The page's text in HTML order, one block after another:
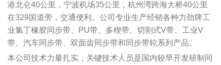
港北仑40公里，宁波机场35公里，杭州湾跨海大桥40公里
在329国道旁，交通便利。公司专业生产经销各种力劲牌工
业氯丁橡胶同步带、PU带、多楔带、切割式V带、工业V
带、汽车同步带、双面齿同步带和同步带轮系列产品。
本公司技术力量扎实，关键技术人员是国内较早开发研制同